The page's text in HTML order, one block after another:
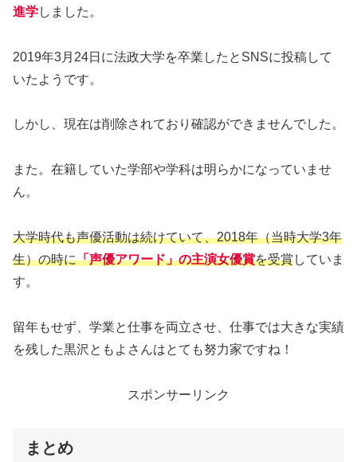
進学しました。
2019年3月24日に法政大学を卒業したとSNSに投稿して
いたようです。
しかし、現在は削除されており確認ができませんでした。
また。在籍していた学部や学科は明らかになっていませ
ん。
大学時代も声優活動は続けていて、2018年（当時大学3年
生）の時に「声優アワード」の主演女優賞を受賞していま
す。
留年もせず、学業と仕事を両立させ、仕事では大きな実績
を残した黒沢ともよさんはとても努力家ですね！
スポンサーリンク
まとめ